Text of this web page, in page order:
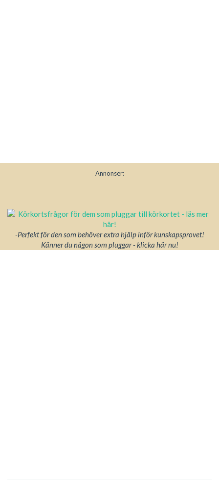
Annonser:
-Perfekt för den som behöver extra hjälp inför kunskapsprovet!
Känner du någon som pluggar - klicka här nu!